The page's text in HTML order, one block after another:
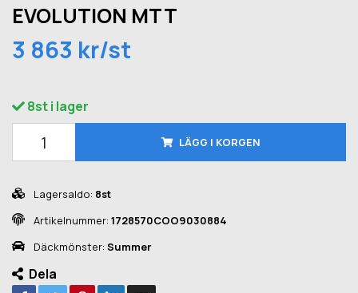
EVOLUTION MTT
3 863 kr/st
8st i lager
LÄGG I KORGEN
Lagersaldo: 8st
Artikelnummer: 1728570COO9030884
Däckmönster: Summer
Dela